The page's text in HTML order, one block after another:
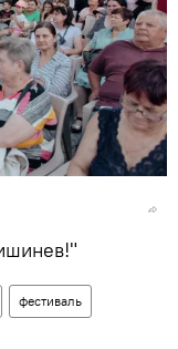
фестиваль